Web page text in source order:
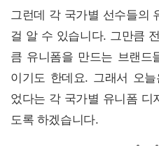
그런데 각 국가별 선수들의
걸 알 수 있습니다. 그만큼
큼 유니폼을 만드는 브랜드
이기도 한데요. 그래서 오
었다는 각 국가별 유니폼 디
도록 하겠습니다.